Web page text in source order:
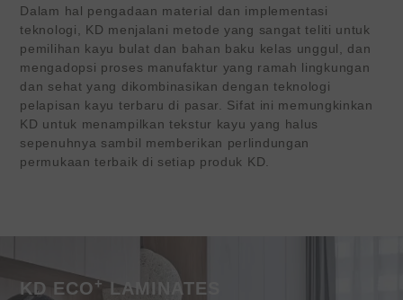
Interior
KEDING (TWSE:6655) sedang
mencari distributor global
dan pengecer untuk bahan
interior eksklusif kami.
PELAJARI LEBIH LANJUT
Dalam hal pengadaan material dan implementasi
teknologi, KD menjalani metode yang sangat teliti untuk
pemilihan kayu bulat dan bahan baku kelas unggul, dan
mengadopsi proses manufaktur yang ramah lingkungan
dan sehat yang dikombinasikan dengan teknologi
pelapisan kayu terbaru di pasar. Sifat ini memungkinkan
KD untuk menampilkan tekstur kayu yang halus
sepenuhnya sambil memberikan perlindungan
permukaan terbaik di setiap produk KD.
KD ECO+ LAMINATES